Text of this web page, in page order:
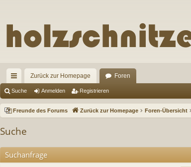
ch
ne
ug
Zurück zur Homepage Foren
Suche Anmelden Registrieren
Freunde des Forums Zurück zur Homepage Foren-Übersicht
Suche
Suchanfrage